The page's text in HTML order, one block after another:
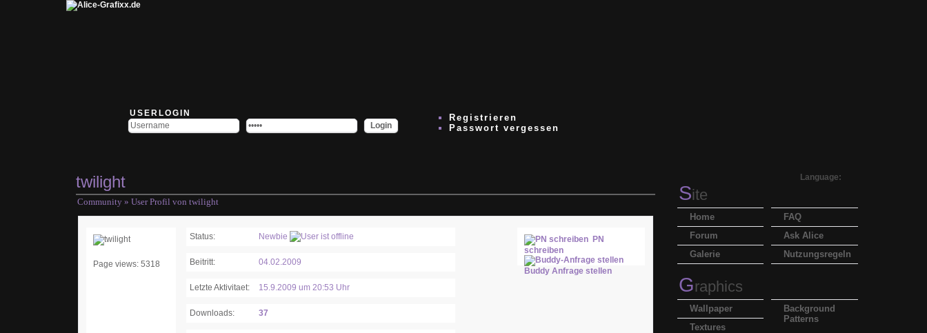
USERLOGIN
Registrieren
Passwort vergessen
twilight
Community» User Profil von twilight
Page views: 5318
PN
schreiben
Buddy Anfrage stellen
Status: Newbie
Beitritt: 04.02.2009
Letzte Aktivitaet: 15.9.2009 um 20:53 Uhr
Downloads: 37
Language:
Site
FAQ
Ask Alice
Nutzungsregeln
Home
Forum
Galerie
Graphics
Background
Patterns
Wallpaper
Textures